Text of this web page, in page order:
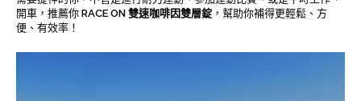
開車，推薦你 RACE ON 雙速咖啡因雙層錠 ，幫助你補得更輕鬆、方
便、有效率！